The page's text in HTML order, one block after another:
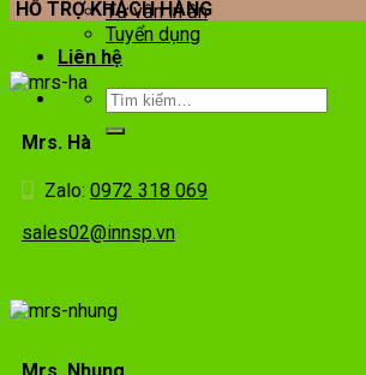
Tư vấn in ấn
Tuyển dụng
Liên hệ
HỖ TRỢ KHÁCH HÀNG
Mrs. Hà
Zalo: 0972 318 069
sales02@innsp.vn